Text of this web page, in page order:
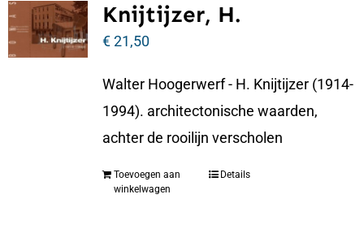
Knijtijzer, H.
€21,50
Walter Hoogerwerf - H. Knijtijzer (1914-
1994). architectonische waarden,
achter de rooilijn verscholen
Toevoegen aan
winkelwagen
Details